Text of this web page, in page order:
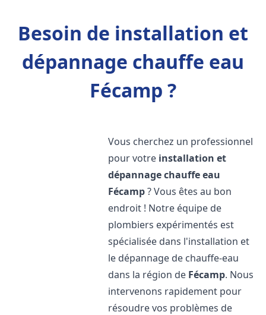
Besoin de installation et
dépannage chauffe eau
Fécamp ?
Vous cherchez un professionnel
pour votre installation et
dépannage chauffe eau
Fécamp? Vous êtes au bon
endroit ! Notre équipe de
plombiers expérimentés est
spécialisée dans l'installation et
le dépannage de chauffe-eau
dans la région de Fécamp. Nous
intervenons rapidement pour
résoudre vos problèmes de